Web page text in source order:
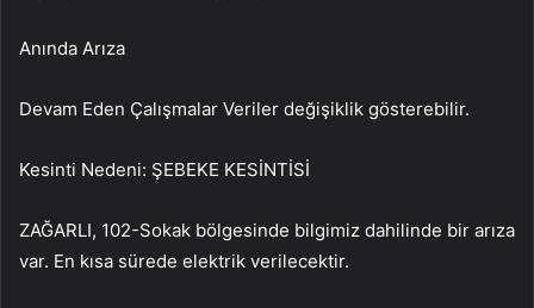
Anında Arıza
Devam Eden Çalışmalar Veriler değişiklik gösterebilir.
Kesinti Nedeni: ŞEBEKE KESİNTİSİ
ZAĞARLI, 102-Sokak bölgesinde bilgimiz dahilinde bir arıza
var. En kısa sürede elektrik verilecektir.